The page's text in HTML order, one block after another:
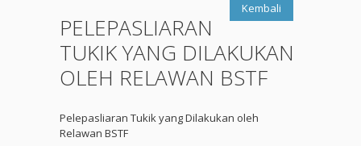
Kembali
PELEPASLIARAN
TUKIK YANG DILAKUKAN
OLEH RELAWAN BSTF
Pelepasliaran Tukik yang Dilakukan oleh
Relawan BSTF